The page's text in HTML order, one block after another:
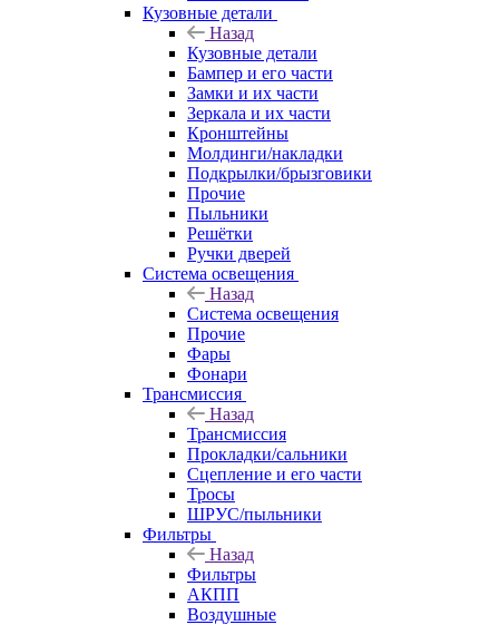
Кузовные детали
Назад
Кузовные детали
Бампер и его части
Замки и их части
Зеркала и их части
Кронштейны
Молдинги/накладки
Подкрылки/брызговики
Прочие
Пыльники
Решётки
Ручки дверей
Система освещения
Назад
Система освещения
Прочие
Фары
Фонари
Трансмиссия
Назад
Трансмиссия
Прокладки/сальники
Сцепление и его части
Тросы
ШРУС/пыльники
Фильтры
Назад
Фильтры
АКПП
Воздушные